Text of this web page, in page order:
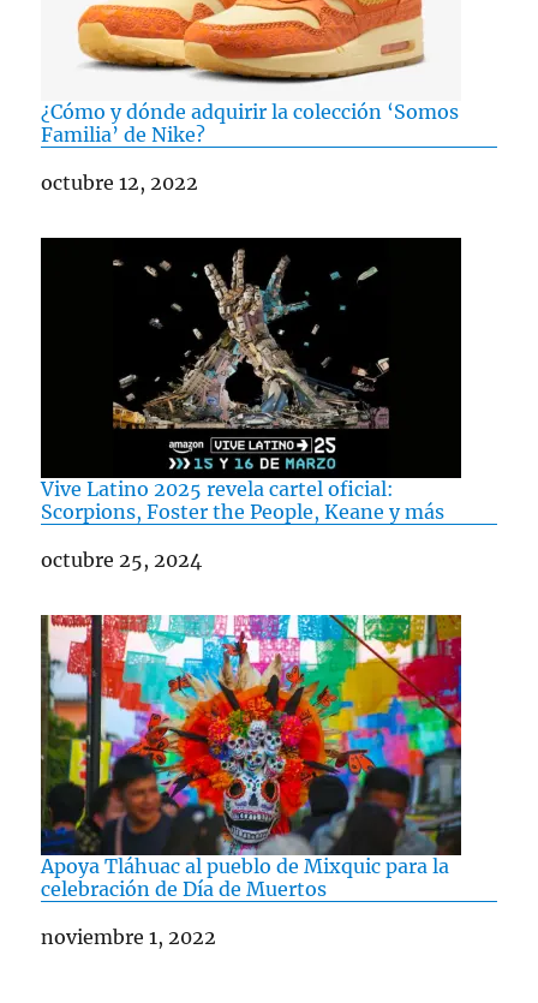
¿Cómo y dónde adquirir la colección ‘Somos
Familia’ de Nike?
Fecha
octubre 12, 2022
Vive Latino 2025 revela cartel oficial:
Scorpions, Foster the People, Keane y más
Fecha
octubre 25, 2024
Apoya Tláhuac al pueblo de Mixquic para la
celebración de Día de Muertos
Fecha
noviembre 1, 2022